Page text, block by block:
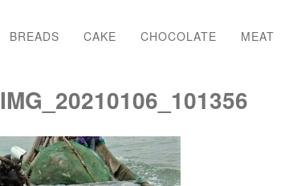
BREADS CAKE CHOCOLATE MEAT
IMG_20210106_101356